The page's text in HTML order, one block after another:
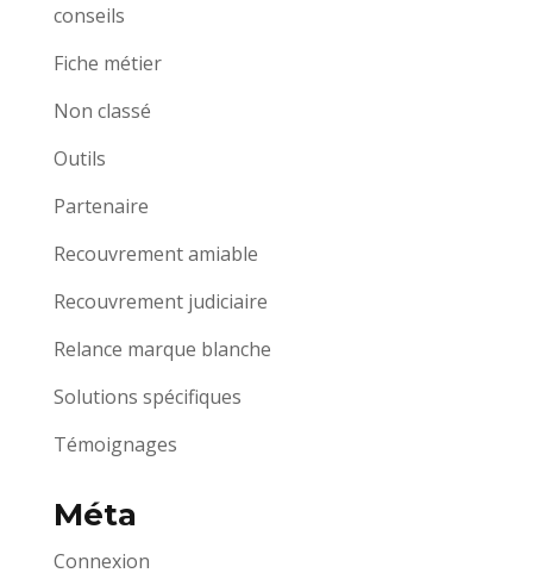
conseils
Fiche métier
Non classé
Outils
Partenaire
Recouvrement amiable
Recouvrement judiciaire
Relance marque blanche
Solutions spécifiques
Témoignages
Méta
Connexion